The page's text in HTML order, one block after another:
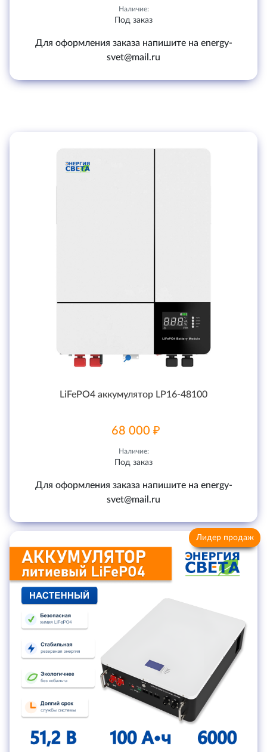
Наличие:
Под заказ
Для оформления заказа напишите на energy-
svet@mail.ru
LiFePO4 аккумулятор LP16-48100
68 000 ₽
Наличие:
Под заказ
Для оформления заказа напишите на energy-
svet@mail.ru
Лидер продаж